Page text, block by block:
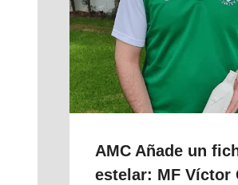
AMC Añade un
estelar: MF Víctor